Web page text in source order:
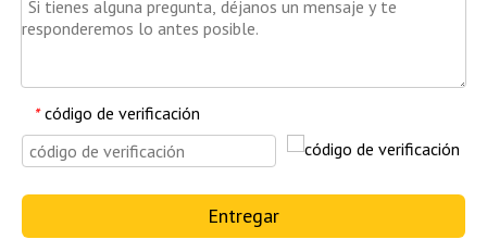
* código de verificación
Entregar